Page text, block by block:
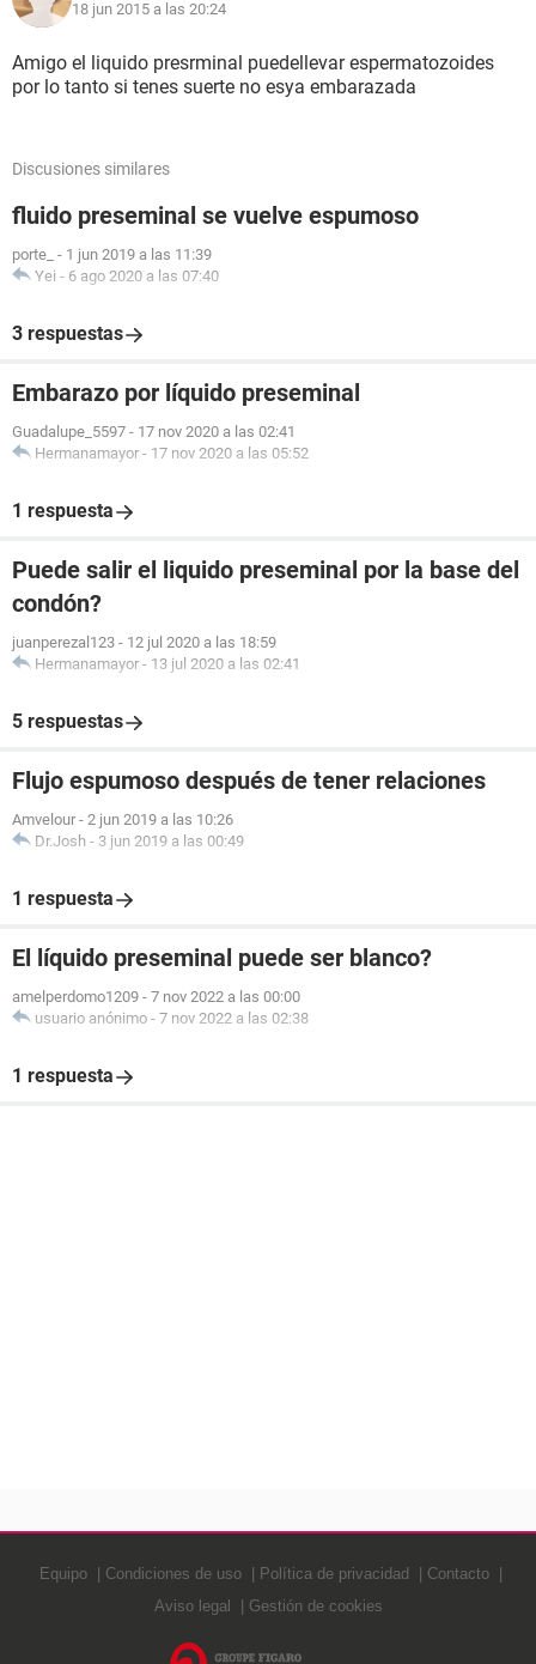
18 jun 2015 a las 20:24
Amigo el liquido presrminal puedellevar espermatozoides
por lo tanto si tenes suerte no esya embarazada
Discusiones similares
fluido preseminal se vuelve espumoso
porte_ - 1 jun 2019 a las 11:39
Yei - 6 ago 2020 a las 07:40
3 respuestas
Embarazo por líquido preseminal
Guadalupe_5597 - 17 nov 2020 a las 02:41
Hermanamayor - 17 nov 2020 a las 05:52
1 respuesta
Puede salir el liquido preseminal por la base del
condón?
juanperezal123 - 12 jul 2020 a las 18:59
Hermanamayor - 13 jul 2020 a las 02:41
5 respuestas
Flujo espumoso después de tener relaciones
Amvelour - 2 jun 2019 a las 10:26
Dr.Josh - 3 jun 2019 a las 00:49
1 respuesta
El líquido preseminal puede ser blanco?
amelperdomo1209 - 7 nov 2022 a las 00:00
usuario anónimo - 7 nov 2022 a las 02:38
1 respuesta
Equipo Condiciones de uso Política de privacidad
Contacto
Aviso legal
Gestión de cookies